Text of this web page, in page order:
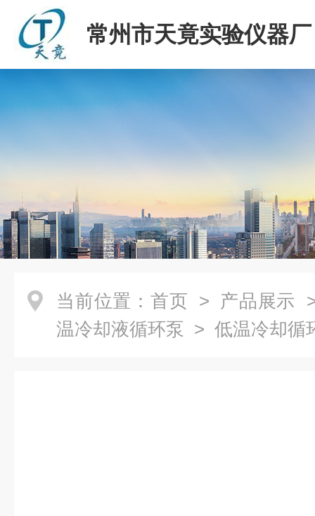
常州市天竟实验仪器厂
当前位置： 首页 > 产品展示
温冷却液循环泵 > 低温冷却循